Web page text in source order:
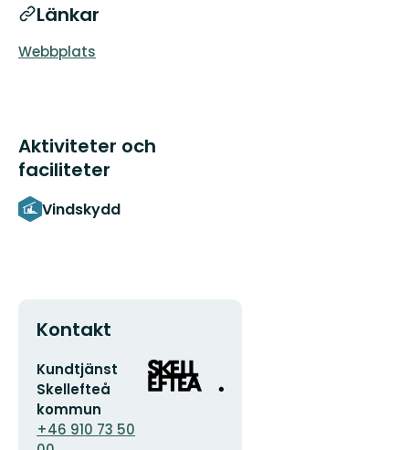
Länkar
Webbplats
Aktiviteter och
faciliteter
Vindskydd
Kontakt
E-
postadress
Kundtjänst
Skellefteå
kommun
+46 910 73 50
Organisationens
logotyp